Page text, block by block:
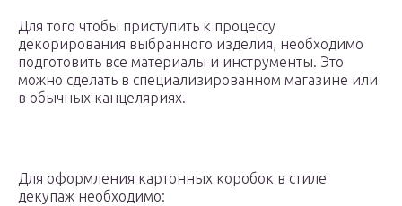
Для того чтобы приступить к процессу
декорирования выбранного изделия, необходимо
подготовить все материалы и инструменты. Это
можно сделать в специализированном магазине или
в обычных канцеляриях.
Для оформления картонных коробок в стиле
декупаж необходимо: